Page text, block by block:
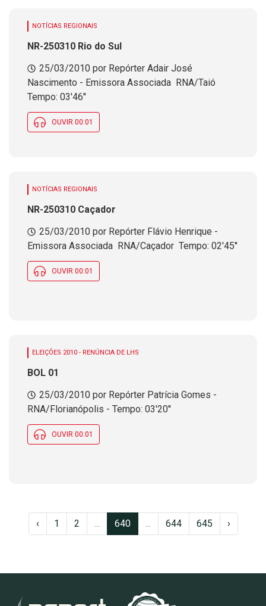
NOTÍCIAS REGIONAIS
NR-250310 Rio do Sul
25/03/2010 por Repórter Adair José
Nascimento - Emissora Associada  RNA/Taió 
Tempo: 03'46''
OUVIR 00:01
NOTÍCIAS REGIONAIS
NR-250310 Caçador
25/03/2010 por Repórter Flávio Henrique -
Emissora Associada  RNA/Caçador  Tempo: 02'45''
OUVIR 00:01
ELEIÇÕES 2010 - RENÚNCIA DE LHS
BOL 01
25/03/2010 por Repórter Patrícia Gomes -
RNA/Florianópolis - Tempo: 03'20''
OUVIR 00:01
‹ 1 2 ... 640 ... 644 645 ›